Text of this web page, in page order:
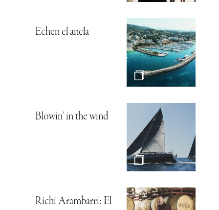
Echen el ancla
Blowin’ in the wind
Richi Arambarri: El